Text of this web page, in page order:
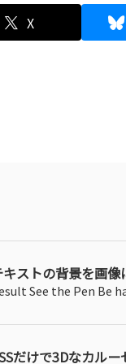
X
ストの背景を画
See the Pen Be
だけで3Dなカルー